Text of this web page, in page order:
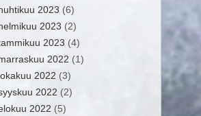
2023 (6)
2023 (2)
2023 (4)
2022 (1)
2022 (3)
2022 (2)
2022 (5)